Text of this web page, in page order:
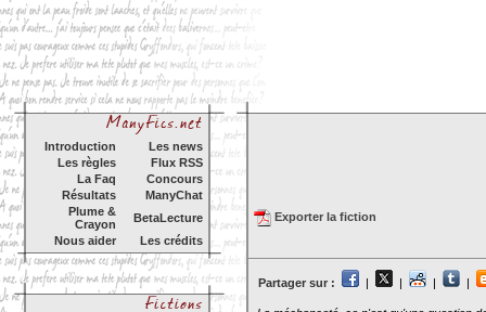
Introduction
Les news
Les règles
Flux RSS
La Faq
Concours
Résultats
ManyChat
Plume &
Crayon
BetaLecture
Nous aider
Les crédits
Exporter la fiction
Partager sur : | | | |